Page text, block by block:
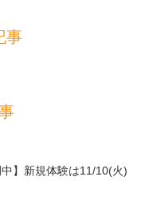
事
中】新規体験は11/10(火)